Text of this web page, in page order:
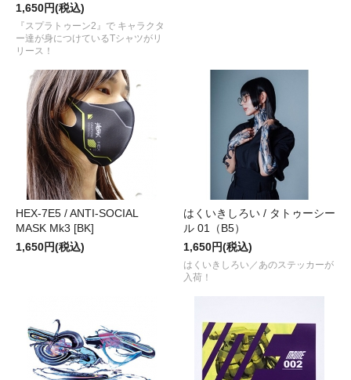
1,650円(税込)
『スプラトゥーン2』で キャラクタ
ー達が身につけているTシャツがリ
リース！
HEX-7E5 / ANTI-SOCIAL
MASK Mk3 [BK]
1,650円(税込)
はくいきしろい / タトゥーシー
ル 01（B5）
1,650円(税込)
はくいきしろい／あのステッカーが
入荷！